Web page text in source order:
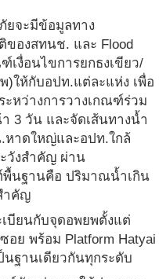
ยจะมีข้อมูลทาง
องสทนช. และ Flood
เงื่อนไขการยกธงเขียว/
)ให้กับอปท.แต่ละแห่ง เพื่อ
ะหว่างการวางเกณฑ์ร่วม
3 วัน และจัดเส้นทางน้ำ
หาดใหญ่และอปท.ใกล้
ะวังสำคัญ ผ่าน
พื้นฐานคือ ปริมาณน้ำเกิน
ำคัญ
บียนกับจุดอพยพตั้งแต่
อย พร้อม Platform Hatyai
นฐานเดียวกันทุกระดับ